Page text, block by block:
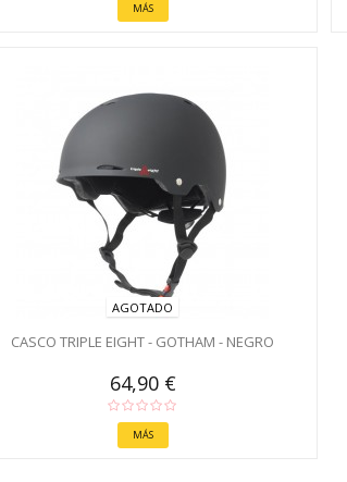
MÁS
AGOTADO
CASCO TRIPLE EIGHT - GOTHAM - NEGRO
64,90 €
MÁS